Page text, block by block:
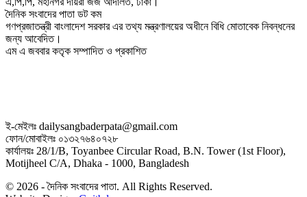
দৈনিক সংবাদের পাতা ডট কম
গণপ্রজাতন্ত্রী বাংলাদেশ সরকার এর তথ্য মন্ত্রণালয়ের অধীনে বিধি মোতাবেক নিবন্ধনের
জন্য আবেদিত।
এম এ জববার কতৃক সম্পাদিত ও প্রকাশিত
ই-মেইলঃ dailysangbaderpata@gmail.com
ফোন/মোবাইলঃ ০১৩২৭৬৪০৭২৮
কার্যালয়ঃ 28/1/B, Toyanbee Circular Road, B.N. Tower (1st Floor),
Motijheel C/A, Dhaka - 1000, Bangladesh
© 2026 - দৈনিক সংবাদের পাতা. All Rights Reserved.